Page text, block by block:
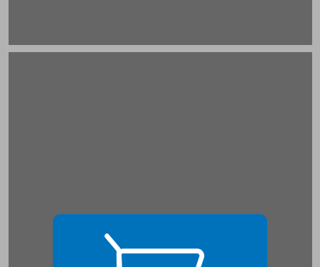
על דיווח אובייקטיבי בתקשורת ... 17